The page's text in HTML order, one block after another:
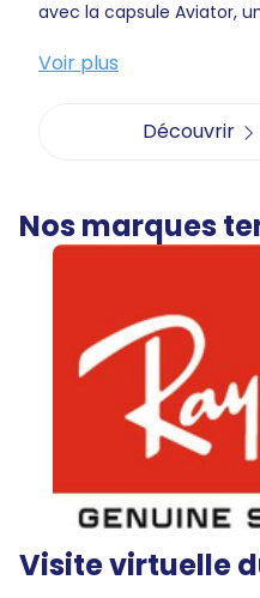
avec la capsule Aviator,
Voir plus
Découvrir
Nos marques
Visite virtuelle